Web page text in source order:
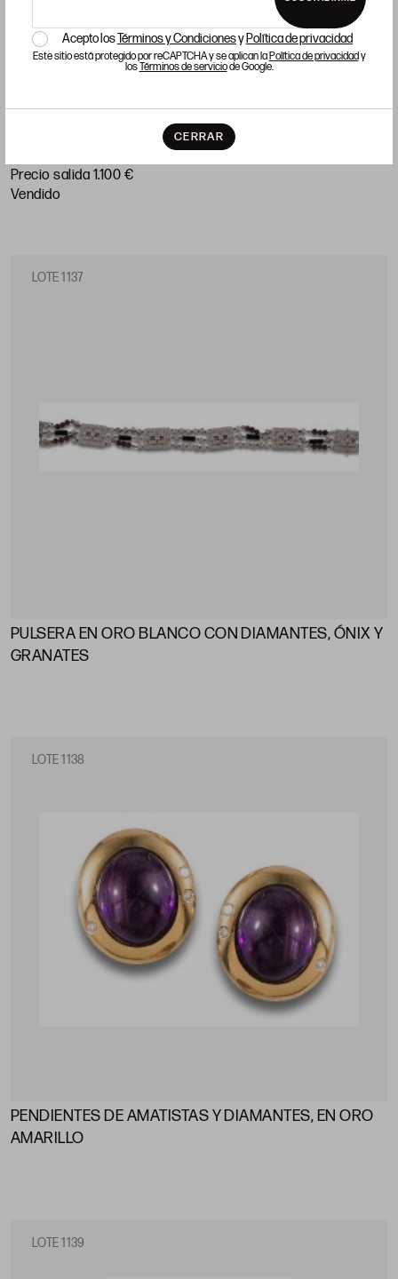
Acepto losTérminos y Condicionesy Política de privacidad
Este sitio está protegido por reCAPTCHA y se aplican laPolítica de privacidady
losTérminos de serviciode Google.
CERRAR
SORTIJA ALIANZA SIN FIN DE DIAMANTES, EN ORO
Precio salida 1.100 €
vendido
LOTE 1137
PULSERA EN ORO BLANCO CON DIAMANTES, ÓNIX Y
GRANATES
LOTE 1138
PENDIENTES DE AMATISTAS Y DIAMANTES, EN ORO
AMARILLO
LOTE 1139